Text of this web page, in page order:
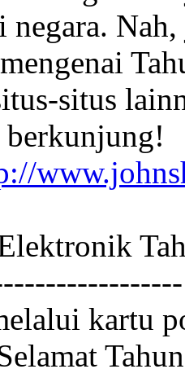
negara.
situs
berkunjung!
kartu